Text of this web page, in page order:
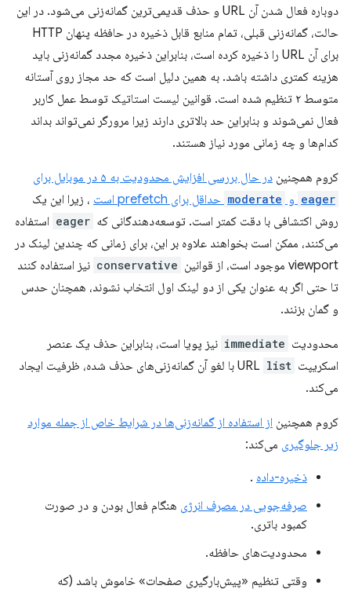
دوباره فعال شدن آن URL و حذف قدیمی‌ترین گمانه‌زنی می‌شود. در این
حالت، گمانه‌زنی قبلی، تمام منابع قابل ذخیره در حافظه پنهان HTTP
برای آن URL را ذخیره کرده است، بنابراین ذخیره مجدد گمانه‌زنی باید
هزینه کمتری داشته باشد. به همین دلیل است که حد مجاز روی آستانه
متوسط ​​۲ تنظیم شده است. قوانین لیست استاتیک توسط عمل کاربر
فعال نمی‌شوند و بنابراین حد بالاتری دارند زیرا مرورگر نمی‌تواند بداند
کدام‌ها و چه زمانی مورد نیاز هستند.
کروم همچنین در حال بررسی افزایش محدودیت به ۵ در موبایل برای
eager و moderate حداقل برای prefetch است
، زیرا این یک
روش اکتشافی با دقت کمتر است. توسعه‌دهندگانی که eager استفاده
می‌کنند، ممکن است بخواهند علاوه بر این، برای زمانی که چندین لینک در
viewport موجود است، از قوانین
conservative نیز استفاده کنند
تا حتی اگر به عنوان یکی از دو لینک اول انتخاب نشوند، همچنان حدس
و گمان بزنند.
محدودیت immediate نیز پویا است، بنابراین حذف یک عنصر
اسکریپت URL list
با لغو آن گمانه‌زنی‌های حذف شده، ظرفیت ایجاد
می‌کند.
کروم همچنین از استفاده از گمانه‌زنی‌ها در شرایط خاص از جمله موارد
زیر جلوگیری می‌کند:
ذخیره-داده .
صرفه‌جویی در مصرف انرژی هنگام فعال بودن و در صورت
کمبود باتری.
محدودیت‌های حافظه.
وقتی تنظیم «پیش‌بارگیری صفحات» خاموش باشد (که